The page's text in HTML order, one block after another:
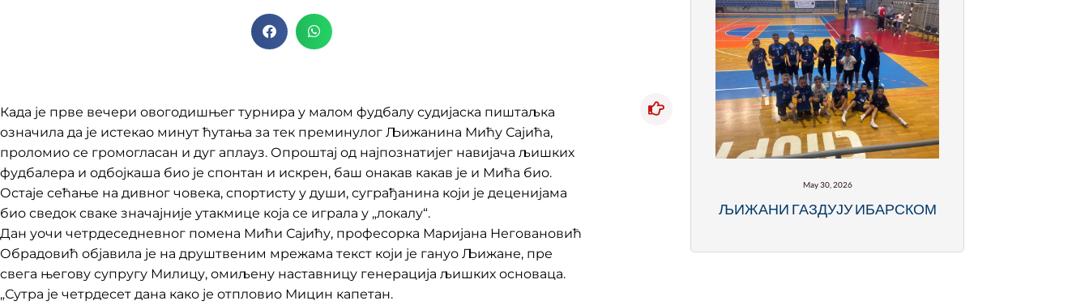
Када је прве вечери овогодишњег турнира у малом фудбалу судијаска пиштаљка
означила да је истекао минут ћутања за тек преминулог Љижанина Мићу Сајића,
проломио се громогласан и дуг аплауз. Опроштај од најпознатијег навијача љишких
фудбалера и одбојкаша био је спонтан и искрен, баш онакав какав је и Мића био.
Остаје сећање на дивног човека, спортисту у души, суграђанина који је деценијама
био сведок сваке значајније утакмице која се играла у „локалу“.
Дан уочи четрдеседневног помена Мићи Сајићу, професорка Маријана Неговановић
Обрадовић објавила је на друштвеним мрежама текст који је гануо Љижане, пре
свега његову супругу Милицу, омиљену наставницу генерација љишких основаца.
„Сутра је четрдесет дана како је отпловио Мицин капетан.
May 30, 2026
ЉИЖАНИ ГАЗДУЈУ ИБАРСКОМ